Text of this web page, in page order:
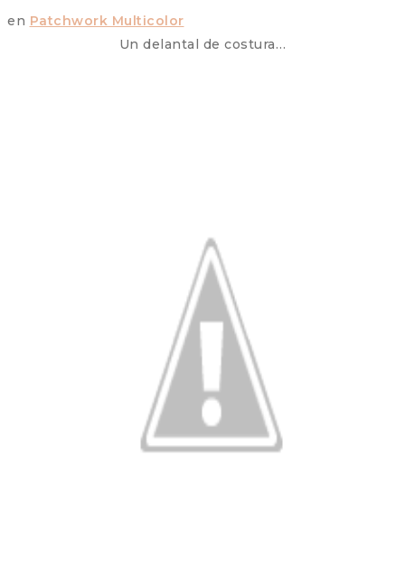
en Patchwork Multicolor
Un delantal de costura…